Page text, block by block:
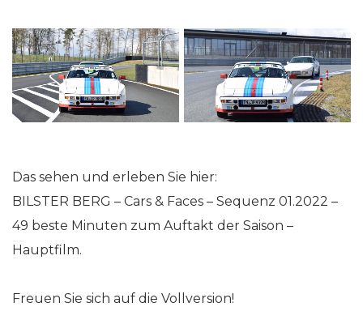
Das sehen und erleben Sie hier:
BILSTER BERG – Cars & Faces – Sequenz 01.2022 –
49 beste Minuten zum Auftakt der Saison –
Hauptfilm.
Freuen Sie sich auf die Vollversion!